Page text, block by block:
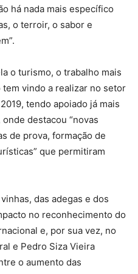
há nada mais específico
o terroir, o sabor e
o turismo, o trabalho mais
vindo a realizar no setor
tendo apoiado já mais
destacou “novas
de prova, formação de
que permitiram
das adegas e dos
no reconhecimento do
e, por sua vez, no
e Pedro Siza Vieira
o aumento das